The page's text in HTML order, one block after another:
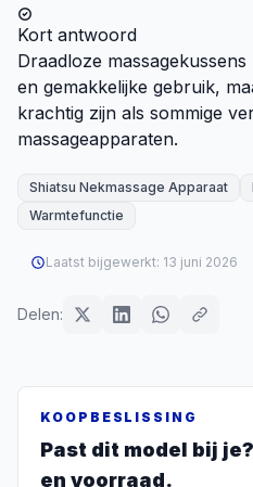
Kort antwoord
Draadloze
en gemakkelijke gebruik,
krachtig zijn als sommige
massageapparaten.
Shiatsu Nekmassage Apparaat
Warmtefunctie
Laatst bijgewerkt: 13 juni 2026
Delen:
KOOPBESLISSING
Past dit model bij
en voorraad.